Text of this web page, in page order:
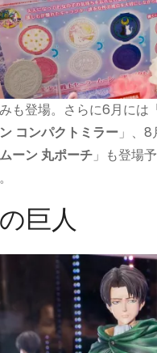
も登場。さらに6月には
コンパクトミラー 」、
ーン 丸ポーチ 」も登場
巨人